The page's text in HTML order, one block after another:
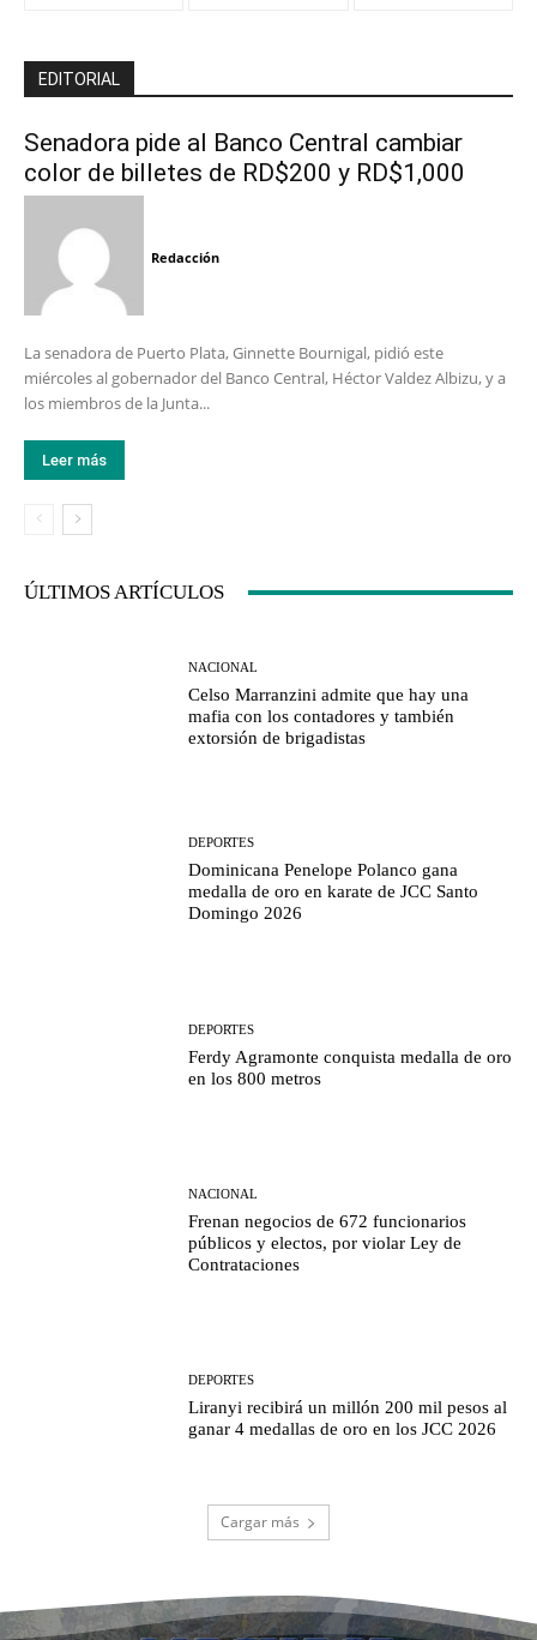
EDITORIAL
Senadora pide al Banco Central cambiar
color de billetes de RD$200 y RD$1,000
Redacción
La senadora de Puerto Plata, Ginnette Bournigal, pidió este
miércoles al gobernador del Banco Central, Héctor Valdez Albizu, y a
los miembros de la Junta...
Leer más
ÚLTIMOS ARTÍCULOS
NACIONAL
Celso Marranzini admite que hay una
mafia con los contadores y también
extorsión de brigadistas
DEPORTES
Dominicana Penelope Polanco gana
medalla de oro en karate de JCC Santo
Domingo 2026
DEPORTES
Ferdy Agramonte conquista medalla de oro
en los 800 metros
NACIONAL
Frenan negocios de 672 funcionarios
públicos y electos, por violar Ley de
Contrataciones
DEPORTES
Liranyi recibirá un millón 200 mil pesos al
ganar 4 medallas de oro en los JCC 2026
Cargar más